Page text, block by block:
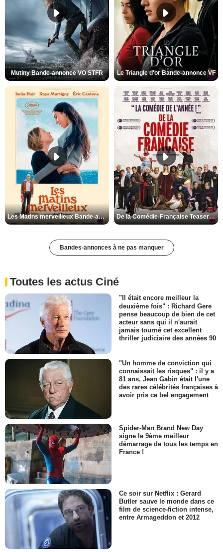
Mutiny Bande-annonce VO STFR Le Triangle d'or Bande-annonce VF
Les Matins merveilleux Bande-annonce VF De la Comédie-Française Teaser VF
Bandes-annonces à ne pas manquer
Toutes les actus Ciné
"Il était encore meilleur la
deuxième fois" : Richard Gere
pense beaucoup de bien de cet
acteur sans qui il n'aurait
jamais tourné cet excellent
thriller judiciaire des années 90
"Un homme de conviction qui
connaissait les risques" : il y a
81 ans, Jean Gabin était l'une
des rares célébrités françaises à
avoir pris ce bel engagement
Spider-Man Brand New Day
signe le 9ème meilleur
démarrage de tous les temps en
France !
Ce soir sur Netflix : Gerard
Butler sauve le monde dans ce
film de science-fiction intense,
entre Armageddon et 2012